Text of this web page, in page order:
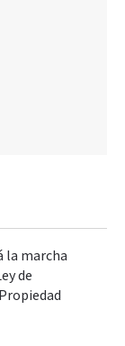
la marcha
de